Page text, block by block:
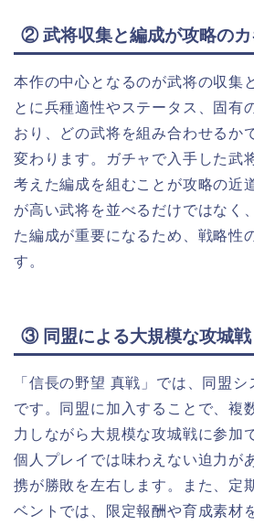
② 武将収集と編成が攻略の
本作の中心となるのが武将の収集
とに兵種適性やステータス、固有
おり、どの武将を組み合わせるか
変わります。ガチャで入手した武
考えた編成を組むことが攻略の近
が高い武将を並べるだけではなく
た編成が重要になるため、戦略性
す。
③ 同盟による大規模な攻城戦
「信長の野望 真戦」では、同盟
です。同盟に加入することで、複
力しながら大規模な攻城戦に参加
個人プレイでは味わえない迫力が
携が勝敗を左右します。また、定
ベントでは、限定報酬や育成素材